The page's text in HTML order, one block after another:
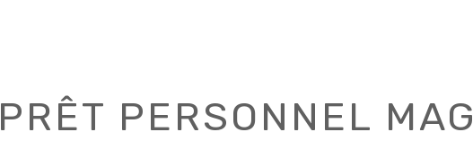
PRÊT PERSONNEL MAG